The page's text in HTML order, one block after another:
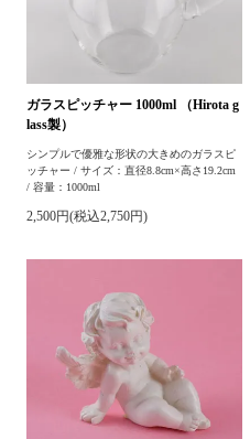
ガラスピッチャー 1000ml （Hirota g
lass製）
シンプルで優雅な形状の大きめのガラスピ
ッチャー / サイズ：直径8.8cm×高さ19.2cm
/ 容量：1000ml
2,500円(税込2,750円)